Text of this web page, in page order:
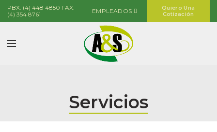
PBX: (4) 448 4850 FAX:
(4) 354 8761
EMPLEADOS
Quiero Una
Cotización
Servicios